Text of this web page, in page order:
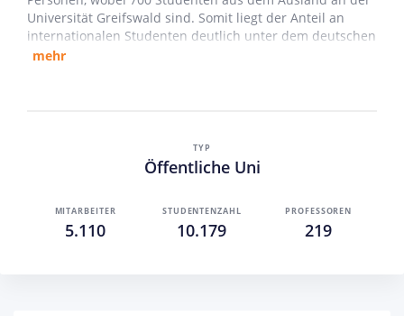
Universität Greifswald sind. Somit liegt der Anteil an
internationalen Studenten deutlich unter dem deutschen
Durchschnitt von 13 %. An den Fakultäten werden die
Theologische Fakultät (188 Studenten)
Rechts- und Staatswissenschaftliche Fakultät (2.217
Philosophische Fakultät (2.588 Studenten)
Mathematisch – Naturwissenschaftliche Fakultät
mehr
TYP
Öffentliche Uni
MITARBEITER
5.110
STUDENTENZAHL
10.179
PROFESSOREN
219